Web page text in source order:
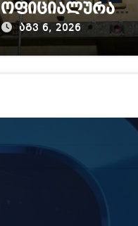
ოფიციალურად
წაუყენეს –
აღნიშნული
ითვალისწინებს
აგვ 6, 2026